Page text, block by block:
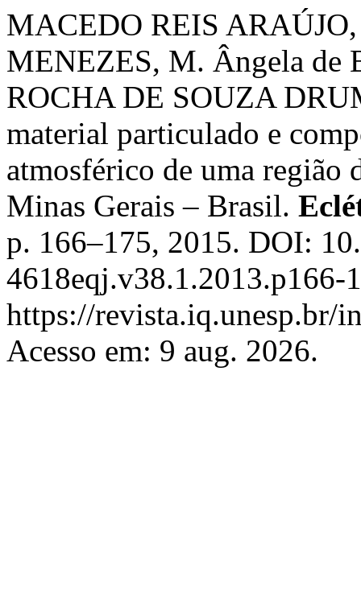
MACEDO REIS
MENEZES, M. Ângela de
ROCHA DE SOUZA
material particulado e
atmosférico de uma região
Minas Gerais – Brasil.
p. 166–175, 2015. DOI:
4618eqj.v38.1.2013.p166-
https://revista.iq.unesp.br/
Acesso em: 9 aug. 2026.